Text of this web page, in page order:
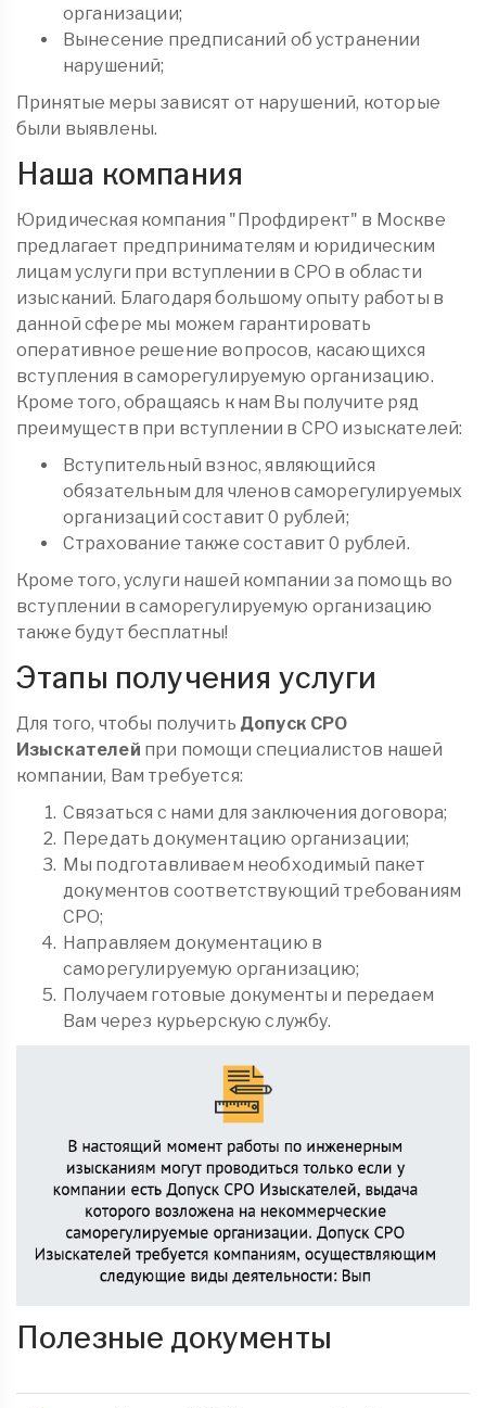
организации;
Вынесение предписаний об устранении
нарушений;
Принятые меры зависят от нарушений, которые
были выявлены.
Наша компания
Юридическая компания "Профдирект" в Москве
предлагает предпринимателям и юридическим
лицам услуги при вступлении в СРО в области
изысканий. Благодаря большому опыту работы в
данной сфере мы можем гарантировать
оперативное решение вопросов, касающихся
вступления в саморегулируемую организацию.
Кроме того, обращаясь к нам Вы получите ряд
преимуществ при вступлении в СРО изыскателей:
Вступительный взнос, являющийся
обязательным для членов саморегулируемых
организаций составит 0 рублей;
Страхование также составит 0 рублей.
Кроме того, услуги нашей компании за помощь во
вступлении в саморегулируемую организацию
также будут бесплатны!
Этапы получения услуги
Для того, чтобы получить Допуск СРО
Изыскателей при помощи специалистов нашей
компании, Вам требуется:
Связаться с нами для заключения договора;
Передать документацию организации;
Мы подготавливаем необходимый пакет
документов соответствующий требованиям
СРО;
Направляем документацию в
саморегулируемую организацию;
Получаем готовые документы и передаем
Вам через курьерскую службу.
Полезные документы